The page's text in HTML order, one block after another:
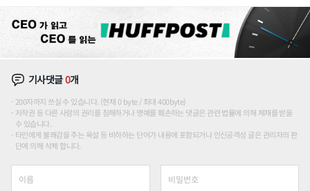
기사댓글0개
200자까지 쓰실 수 있습니다. (현재 0 byte / 최대 400byte)
저작권 등 다른 사람의 권리를 침해하거나 명예를 훼손하는 댓글은 관련 법률에 의해 제재를 받을
수 있습니다.
타인에게 불쾌감을 주는 욕설 등 비하하는 단어가 내용에 포함되거나 인신공격성 글은 관리자의 판
단에 의해 삭제 합니다.